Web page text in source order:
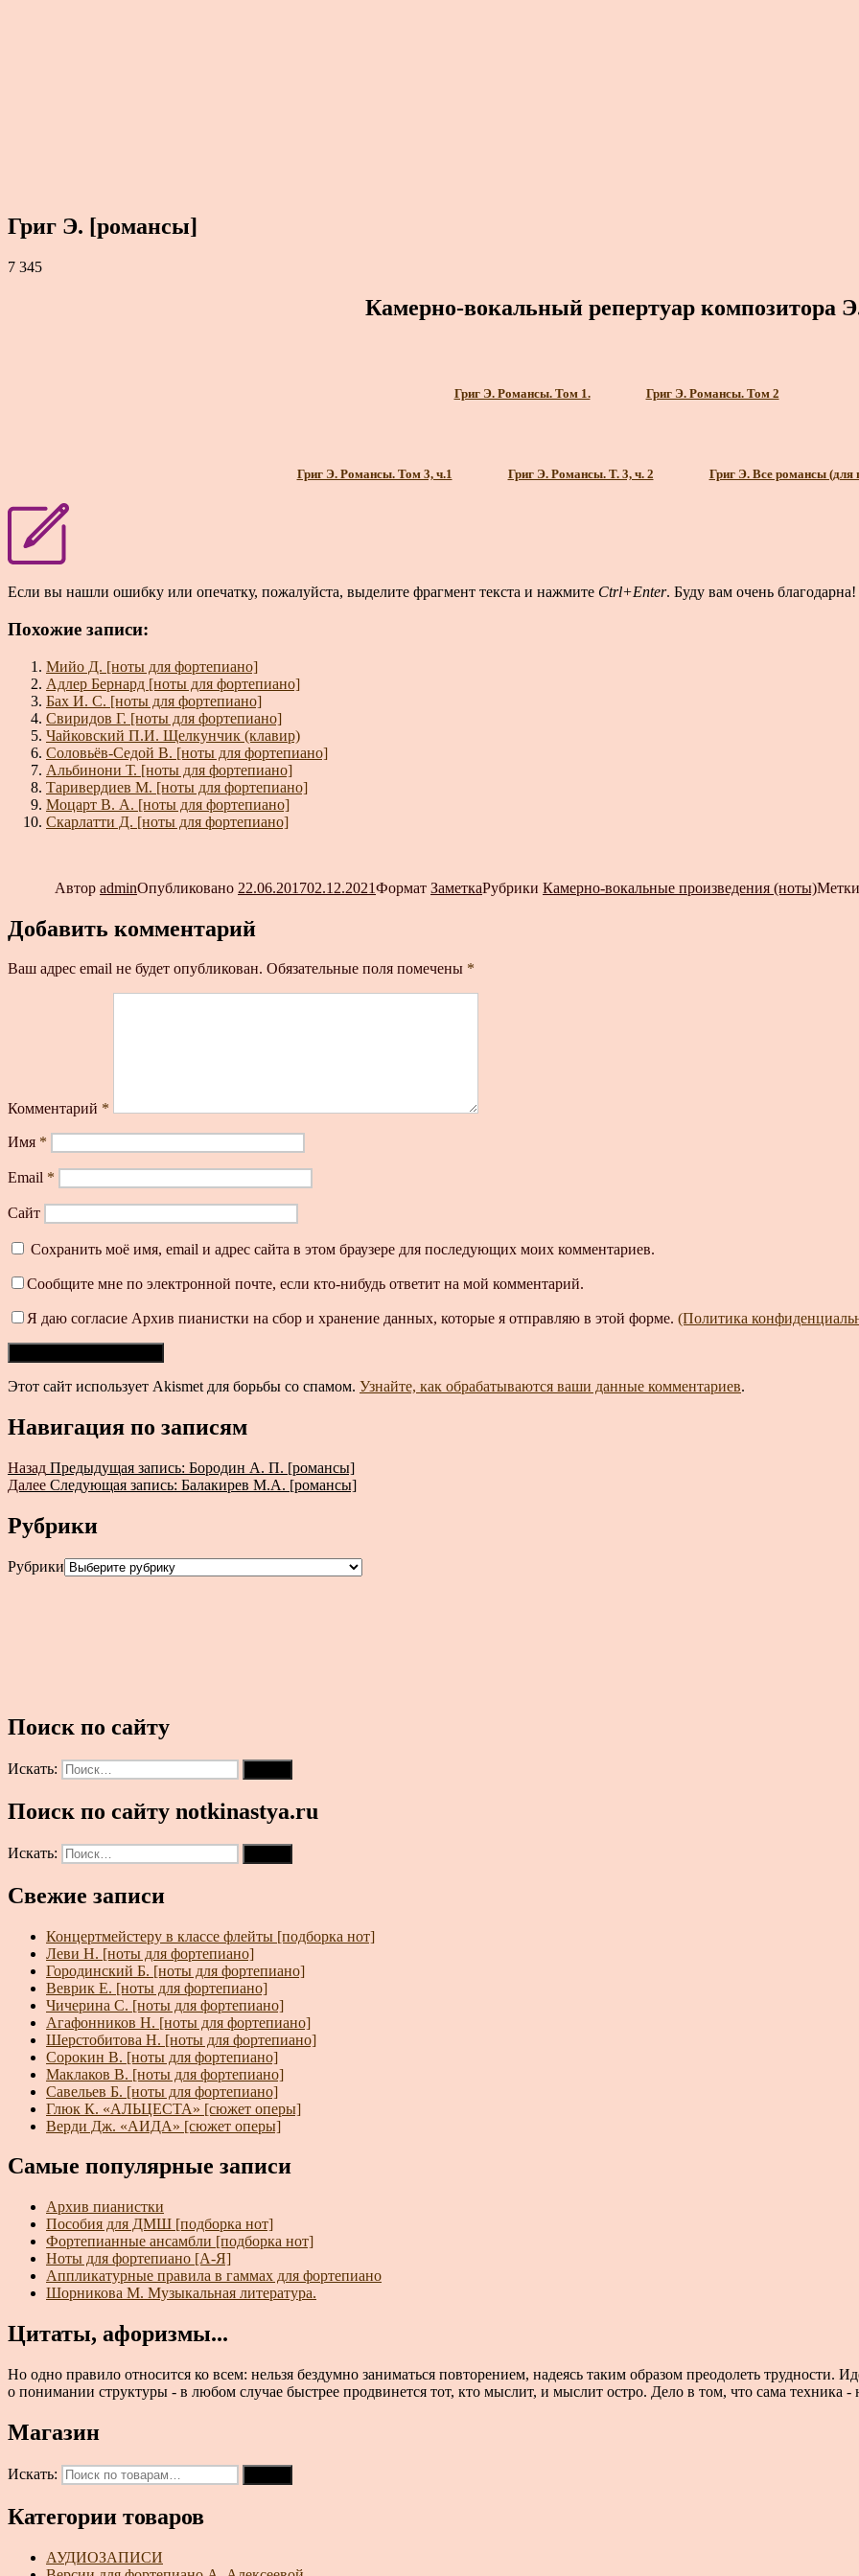
Григ Э. [романсы]
7 345
Камерно-вокальный репертуар композитора
Григ Э. Романсы. Том 1. Григ Э. Романсы. Том 2
Григ Э. Романсы. Том 3, ч.1 Григ Э. Романсы. Т. 3, ч. 2 Григ Э. Все романсы (для
Если вы нашли ошибку или опечатку, пожалуйста, выделите фрагмент текста и нажмите Ctrl+Enter. Буду вам очень благодарна!
Похожие записи:
Мийо Д. [ноты для фортепиано]
Адлер Бернард [ноты для фортепиано]
Бах И. С. [ноты для фортепиано]
Свиридов Г. [ноты для фортепиано]
Чайковский П.И. Щелкунчик (клавир)
Соловьёв-Седой В. [ноты для фортепиано]
Альбинони Т. [ноты для фортепиано]
Таривердиев М. [ноты для фортепиано]
Моцарт В. А. [ноты для фортепиано]
Скарлатти Д. [ноты для фортепиано]
Автор adminОпубликовано 22.06.201702.12.2021Формат ЗаметкаРубрики Камерно-вокальные произведения (ноты)Метки
Добавить комментарий
Ваш адрес email не будет опубликован. Обязательные поля помечены *
Комментарий *
Имя *
Email *
Сайт
Сохранить моё имя, email и адрес сайта в этом браузере для последующих моих комментариев.
Сообщите мне по электронной почте, если кто-нибудь ответит на мой комментарий.
Я даю согласие Архив пианистки на сбор и хранение данных, которые я отправляю в этой форме. (Политика
Этот сайт использует Akismet для борьбы со спамом. Узнайте, как обрабатываются ваши данные комментариев.
Навигация по записям
Назад Предыдущая запись: Бородин А. П. [романсы]
Далее Следующая запись: Балакирев М.А. [романсы]
Рубрики
Рубрики
Поиск по сайту
Искать:
Поиск по сайту notkinastya.ru
Искать:
Свежие записи
Концертмейстеру в классе флейты [подборка нот]
Леви Н. [ноты для фортепиано]
Городинский Б. [ноты для фортепиано]
Веврик Е. [ноты для фортепиано]
Чичерина С. [ноты для фортепиано]
Агафонников Н. [ноты для фортепиано]
Шерстобитова Н. [ноты для фортепиано]
Сорокин В. [ноты для фортепиано]
Маклаков В. [ноты для фортепиано]
Савельев Б. [ноты для фортепиано]
Глюк К. «АЛЬЦЕСТА» [сюжет оперы]
Верди Дж. «АИДА» [сюжет оперы]
Самые популярные записи
Архив пианистки
Пособия для ДМШ [подборка нот]
Фортепианные ансамбли [подборка нот]
Ноты для фортепиано [А-Я]
Аппликатурные правила в гаммах для фортепиано
Шорникова М. Музыкальная литература.
Цитаты, афоризмы...
Но одно правило относится ко всем: нельзя бездумно заниматься повторением, надеясь таким образом преодолеть
о понимании структуры - в любом случае быстрее продвинется тот, кто мыслит, и мыслит остро. Дело в том, что сама техника
Магазин
Искать:
Категории товаров
АУДИОЗАПИСИ